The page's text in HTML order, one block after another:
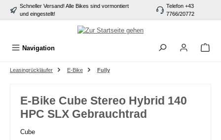
springen
Schneller Versand! Alle Bikes sind vormontiert
und eingestellt!
Telefon +43
7766/20772
Navigation
Leasingrückläufer E-Bike Fully
E-Bike Cube Stereo Hybrid 140
HPC SLX Gebrauchtrad
Cube